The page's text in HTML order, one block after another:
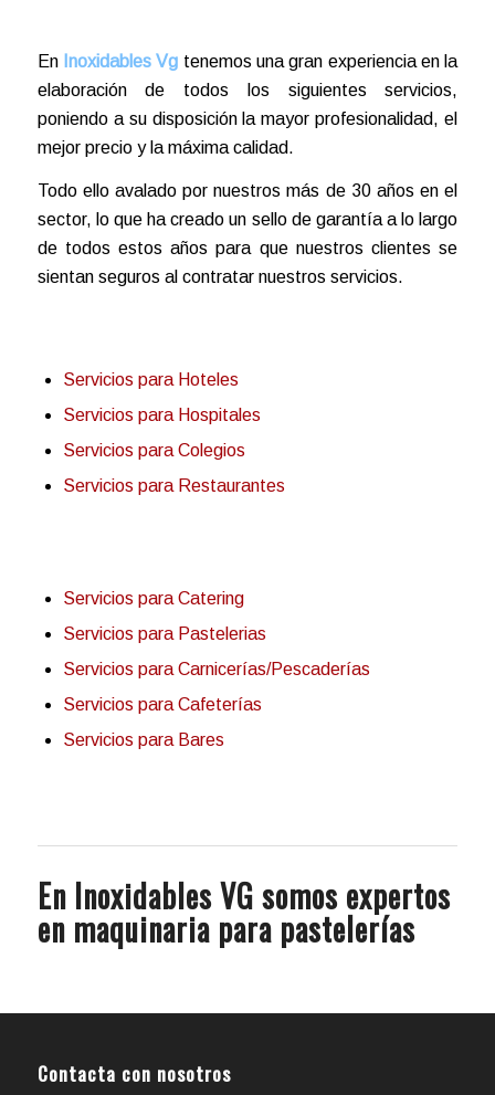
En Inoxidables Vg tenemos una gran experiencia en la
elaboración de todos los siguientes servicios,
poniendo a su disposición la mayor profesionalidad, el
mejor precio y la máxima calidad.
Todo ello avalado por nuestros más de 30 años en el
sector, lo que ha creado un sello de garantía a lo largo
de todos estos años para que nuestros clientes se
sientan seguros al contratar nuestros servicios.
Servicios para Hoteles
Servicios para Hospitales
Servicios para Colegios
Servicios para Restaurantes
Servicios para Catering
Servicios para Pastelerias
Servicios para Carnicerías/Pescaderías
Servicios para Cafeterías
Servicios para Bares
En Inoxidables VG somos expertos
en maquinaria para pastelerías
Contacta con nosotros